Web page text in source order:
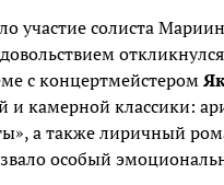
участие солиста
с концертмейстером
и камерной классики:
а также лиричный
особый